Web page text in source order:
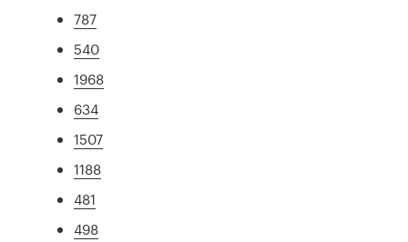
787
540
1968
634
1507
1188
481
498